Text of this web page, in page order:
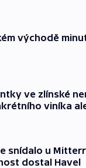
východě
ve zlínské
viníka
snídalo u
dostal Havel